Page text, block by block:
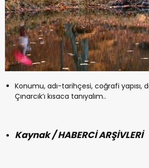
Konumu, adı-tarihçesi, coğrafi yapısı,
Çınarcık’ı kısaca tanıyalım..
Kaynak / HABERCİ ARŞİVLERİ